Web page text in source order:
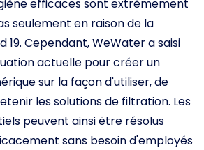
efficaces sont extrêmement
seulement en raison de la
19. Cependant, WeWater a saisi
actuelle pour créer un
sur la façon d'utiliser, de
les solutions de filtration. Les
peuvent ainsi être résolus
sans besoin d'employés